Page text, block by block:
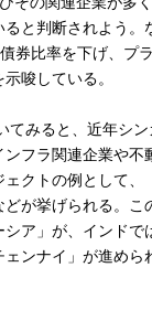
と判断されよう
券比率を下げ、プ
唆している。
みると、近年シ
フラ関連企業や
クトの例として、
が挙げられる。
ア」が、インド
ンナイ」が進めら